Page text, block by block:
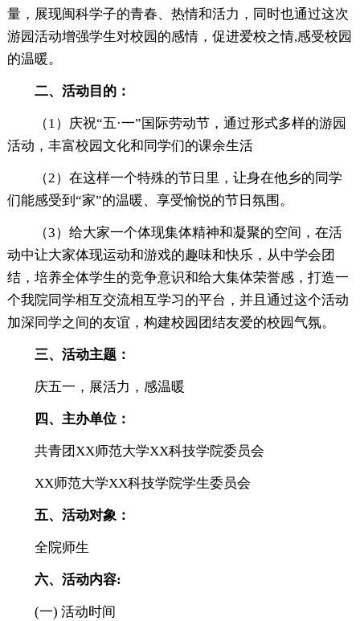
量，展现闽科学子的青春、热情和活力，同时也通过这次
游园活动增强学生对校园的感情，促进爱校之情,感受校园
的温暖。
二、活动目的：
（1）庆祝“五·一”国际劳动节，通过形式多样的游园
活动，丰富校园文化和同学们的课余生活
（2）在这样一个特殊的节日里，让身在他乡的同学
们能感受到“家”的温暖、享受愉悦的节日氛围。
（3）给大家一个体现集体精神和凝聚的空间，在活
动中让大家体现运动和游戏的趣味和快乐，从中学会团
结，培养全体学生的竞争意识和给大集体荣誉感，打造一
个我院同学相互交流相互学习的平台，并且通过这个活动
加深同学之间的友谊，构建校园团结友爱的校园气氛。
三、活动主题：
庆五一，展活力，感温暖
四、主办单位：
共青团XX师范大学XX科技学院委员会
XX师范大学XX科技学院学生委员会
五、活动对象：
全院师生
六、活动内容:
(一) 活动时间